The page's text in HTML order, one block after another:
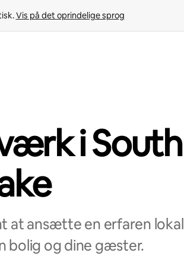
Vis på det oprindelige sprog
i South
ansætte en erfaren lokal
bolig og dine gæster.